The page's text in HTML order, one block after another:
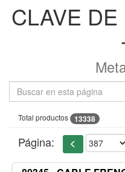
CLAVE
Total productos 13338
Página: